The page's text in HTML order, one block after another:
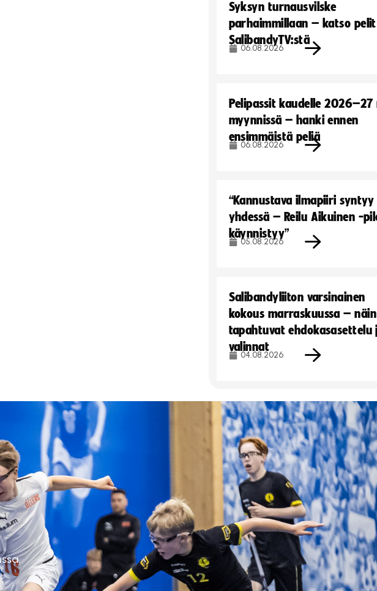
Syksyn turnausvilske
parhaimmillaan – katso pelit
SalibandyTV:stä
06.08.2026
Pelipassit kaudelle
myynnissä – hanki ennen
ensimmäistä peliä
06.08.2026
“Kannustava ilmapiiri syntyy
yhdessä – Reilu Aikuinen -
käynnistyy”
05.08.2026
Salibandyliiton varsinainen
kokous marraskuussa – näin
tapahtuvat ehdokasasettelu
valinnat
04.08.2026